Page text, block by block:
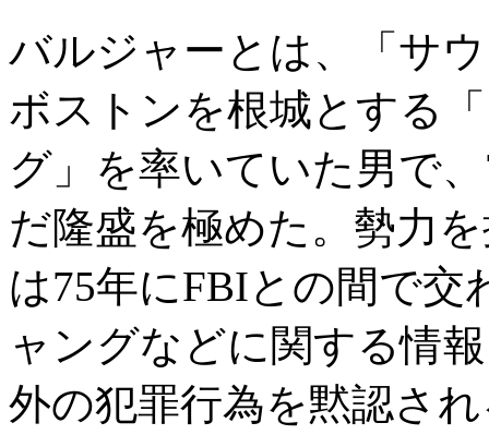
バルジャーとは、「サ
ボストンを根城とする
グ」を率いていた男で
だ隆盛を極めた。勢力
は75年にFBIとの間で
ャングなどに関する情
外の犯罪行為を黙認さ